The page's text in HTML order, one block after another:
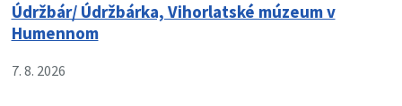
Údržbár/ Údržbárka, Vihorlatské múzeum v
Humennom
7. 8. 2026